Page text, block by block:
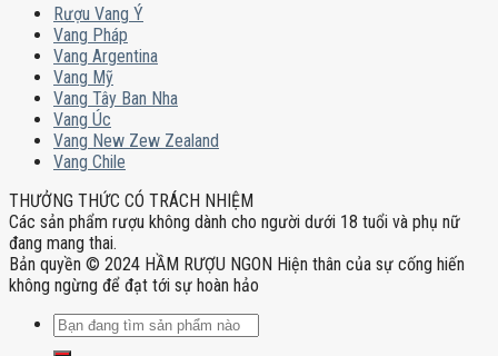
Rượu Vang Ý
Vang Pháp
Vang Argentina
Vang Mỹ
Vang Tây Ban Nha
Vang Úc
Vang New Zew Zealand
Vang Chile
THƯỞNG THỨC CÓ TRÁCH NHIỆM
Các sản phẩm rượu không dành cho người dưới 18 tuổi và phụ nữ
đang mang thai.
Bản quyền © 2024 HẦM RƯỢU NGON Hiện thân của sự cống hiến
không ngừng để đạt tới sự hoàn hảo
Tìm
kiếm: